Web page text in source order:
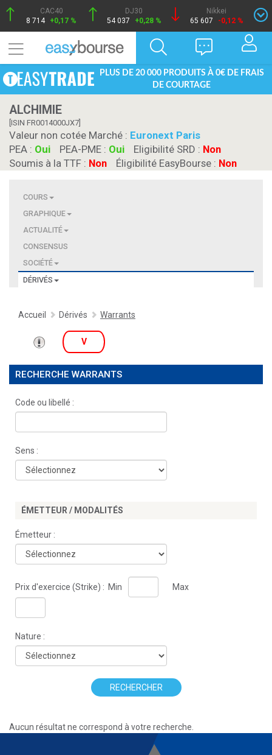
CAC40
8 714 +0,17 %
DJ30
54 037
+0,28 %
Nikkei
65 607
-0,12 %
PLUS DE 20 000 PRODUITS À 0€ DE FRAIS
DE COURTAGE
ALCHIMIE
[ISIN FR0014000JX7]
Valeur non cotée Marché : Euronext Paris
PEA : Oui PEA-PME : Oui Eligibilité SRD : Non
Soumis à la TTF : Non Éligibilité EasyBourse : Non
COURS
GRAPHIQUE
ACTUALITÉ
CONSENSUS
SOCIÉTÉ
DÉRIVÉS
Accueil Dérivés Warrants
V
RECHERCHE WARRANTS
Code ou libellé :
Sens :
ÉMETTEUR / MODALITÉS
Émetteur :
Prix d'exercice (Strike) : Min Max
Nature :
RECHERCHER
Aucun résultat ne correspond à votre recherche.